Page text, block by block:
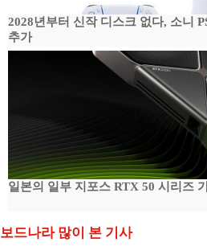
2028년부터 신작 디스크 없다, 소니
추가
일본의 일부 지포스 RTX 50 시리즈
보드나라 많이 본 기사